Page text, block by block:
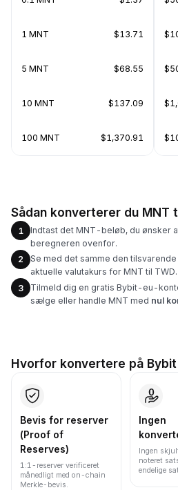
1 MNT $13.71
5 MNT $68.55
10 MNT $137.09
100 MNT $1,370.91
Sådan konverterer du MNT
1
Indtast det MNT-beløb, du ønsker
beregneren ovenfor.
2
Se med det samme den
aktuelle valutakurs for MNT til TWD.
3
Tilmeld dig en gratis Bybit-eu-
sælge eller handle MNT med nul
Hvorfor konvertere på
Bevis for reserver
(Proof of
Reserves)
1:1-reserver verificeret
månedligt med on-chain
Merkle-bevis.
Ingen
Ingen
noteret
endelige